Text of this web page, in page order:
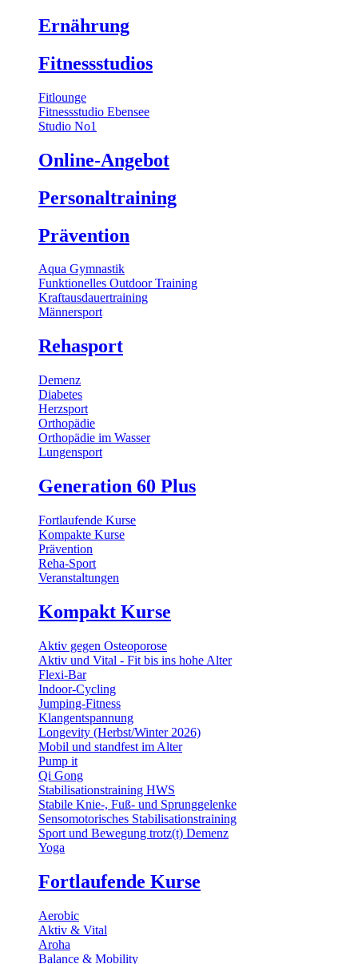
Ernährung
Fitnessstudios
Fitlounge
Fitnessstudio Ebensee
Studio No1
Online-Angebot
Personaltraining
Prävention
Aqua Gymnastik
Funktionelles Outdoor Training
Kraftausdauertraining
Männersport
Rehasport
Demenz
Diabetes
Herzsport
Orthopädie
Orthopädie im Wasser
Lungensport
Generation 60 Plus
Fortlaufende Kurse
Kompakte Kurse
Prävention
Reha-Sport
Veranstaltungen
Kompakt Kurse
Aktiv gegen Osteoporose
Aktiv und Vital - Fit bis ins hohe Alter
Flexi-Bar
Indoor-Cycling
Jumping-Fitness
Klangentspannung
Longevity (Herbst/Winter 2026)
Mobil und standfest im Alter
Pump it
Qi Gong
Stabilisationstraining HWS
Stabile Knie-, Fuß- und Sprunggelenke
Sensomotorisches Stabilisationstraining
Sport und Bewegung trotz(t) Demenz
Yoga
Fortlaufende Kurse
Aerobic
Aktiv & Vital
Aroha
Balance & Mobility